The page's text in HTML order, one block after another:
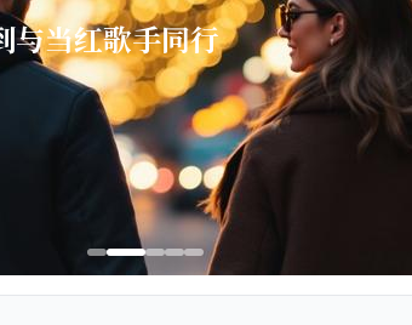
与当红歌手同行